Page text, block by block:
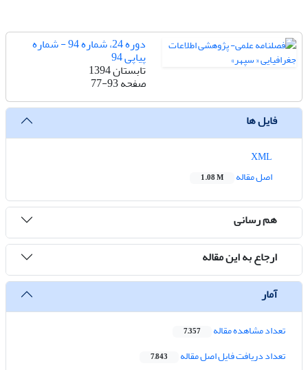
دوره 24، شماره 94 - شماره
پیاپی 94
تابستان 1394
صفحه77-93
فایل ها
اصل مقاله
1.08 M
هم رسانی
ارجاع به این مقاله
آمار
تعداد مشاهده مقاله 7,357
تعداد دریافت فایل اصل مقاله 7,843